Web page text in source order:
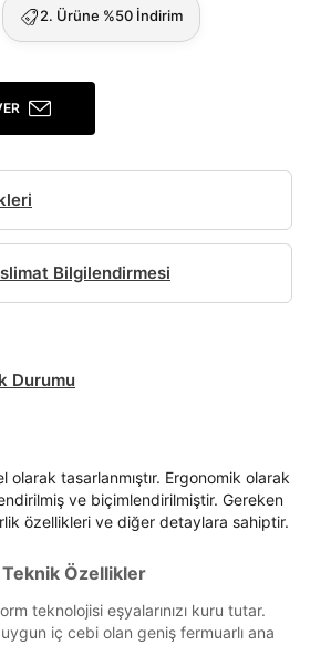
2. Ürüne %50 İndirim
SEÇENEKLERİ
Maximum 6
Axess 4
QNB
World 3
Bilgilendirmesi
Durumu
olarak tasarlanmıştır. Ergonomik olarak
ve biçimlendirilmiştir. Gereken
özellikleri ve diğer detaylara sahiptir.
Teknik Özellikler
teknolojisi eşyalarınızı kuru tutar.
iç cebi olan geniş fermuarlı ana
Bildirimi
geldiğinde
mail adresinize
göndereceğiz.
Kapat
Kapat
Kapat
hakkında bilgi alabilmek için
Giriş Yap
Bir küçük harf karakter
Bir büyük harf
Onay Kodu
için lütfen telefonunuza SMS
telefon numaranızı doğrulayın.
Onay Kodu
için lütfen telefonunuza SMS
telefon numaranızı doğrulayın.